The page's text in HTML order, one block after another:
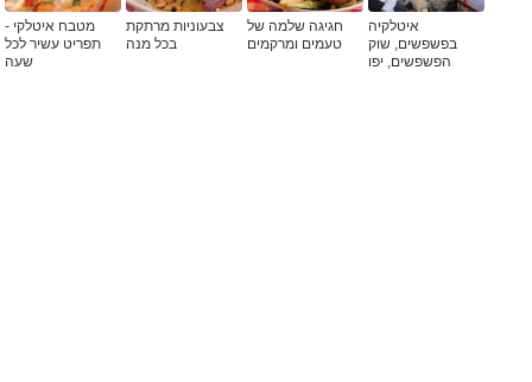
איטלקיה
בפשפשים, שוק
הפשפשים, יפו
חגיגה שלמה של
טעמים ומרקמים
צבעוניות מרתקת
בכל מנה
מטבח איטלקי -
תפריט עשיר לכל
שעה